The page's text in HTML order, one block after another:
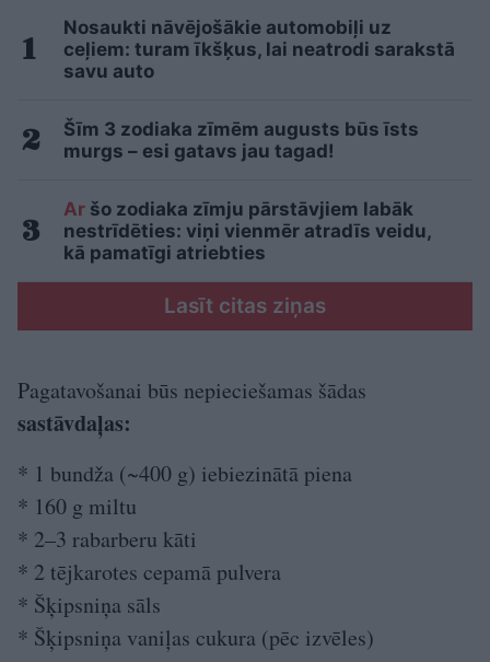
Nosaukti nāvējošākie automobiļi uz
ceļiem: turam īkšķus, lai neatrodi sarakstā
savu auto
Šīm 3 zodiaka zīmēm augusts būs īsts
murgs – esi gatavs jau tagad!
Ar šo zodiaka zīmju pārstāvjiem labāk
nestrīdēties: viņi vienmēr atradīs veidu,
kā pamatīgi atriebties
Lasīt citas ziņas
Pagatavošanai būs nepieciešamas šādas
sastāvdaļas:
* 1 bundža (~400 g) iebiezinātā piena
* 160 g miltu
* 2–3 rabarberu kāti
* 2 tējkarotes cepamā pulvera
* Šķipsniņa sāls
* Šķipsniņa vaniļas cukura (pēc izvēles)